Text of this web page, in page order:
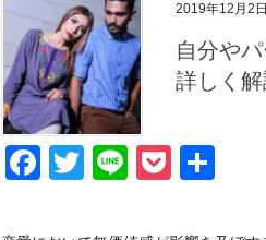
2019年12月2日
自分や
詳しく解
F
T
Li
P